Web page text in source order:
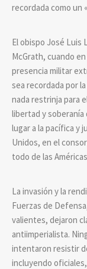
recordada como un
El obispo José Luis
McGrath, cuando
presencia militar
sea recordada por
nada restrinja para
libertad y
lugar a la pacífica y
Unidos, en el
todo de las
La invasión y la
Fuerzas de
valientes, dejaron
antiimperialista.
intentaron resistir
incluyendo